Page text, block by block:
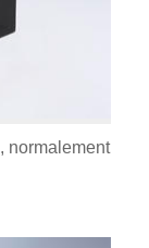
normalement